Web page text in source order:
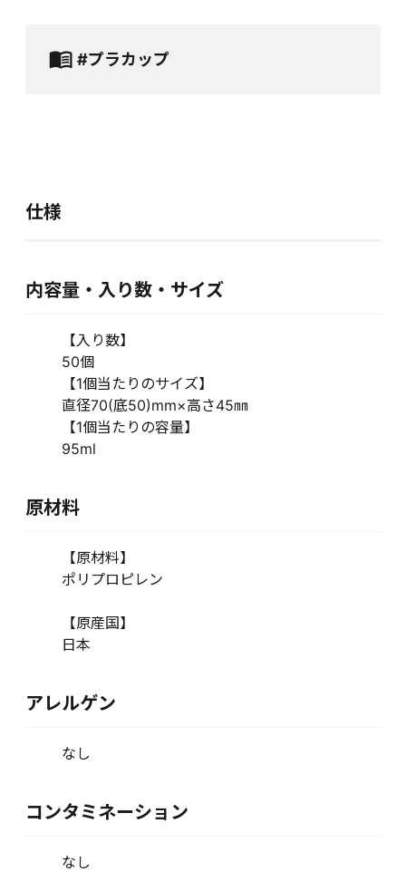
#プラカップ
仕様
内容量・入り数・サイズ
【入り数】
50個
【1個当たりのサイズ】
直径70(底50)mm×高さ45㎜
【1個当たりの容量】
95ml
原材料
【原材料】
ポリプロピレン
【原産国】
日本
アレルゲン
なし
コンタミネーション
なし